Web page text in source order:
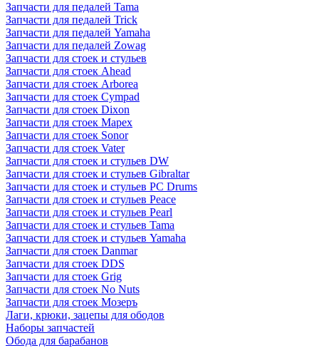
Запчасти для педалей Tama
Запчасти для педалей Trick
Запчасти для педалей Yamaha
Запчасти для педалей Zowag
Запчасти для стоек и стульев
Запчасти для стоек Ahead
Запчасти для стоек Arborea
Запчасти для стоек Cympad
Запчасти для стоек Dixon
Запчасти для стоек Mapex
Запчасти для стоек Sonor
Запчасти для стоек Vater
Запчасти для стоек и стульев DW
Запчасти для стоек и стульев Gibraltar
Запчасти для стоек и стульев PC Drums
Запчасти для стоек и стульев Peace
Запчасти для стоек и стульев Pearl
Запчасти для стоек и стульев Tama
Запчасти для стоек и стульев Yamaha
Запчасти для стоек Danmar
Запчасти для стоек DDS
Запчасти для стоек Grig
Запчасти для стоек No Nuts
Запчасти для стоек Мозеръ
Лаги, крюки, зацепы для ободов
Наборы запчастей
Обода для барабанов